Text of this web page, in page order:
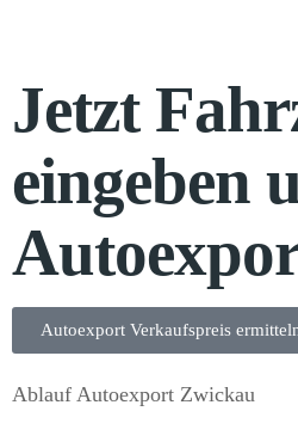
Jetzt
eingeben
Autoexport Verkaufspreis
Ablauf Autoexport Zwickau